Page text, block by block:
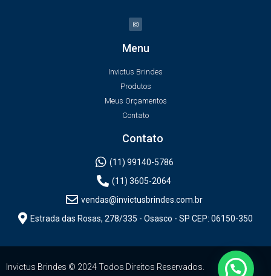
Menu
Invictus Brindes
Produtos
Meus Orçamentos
Contato
Contato
(11) 99140-5786
(11) 3605-2064
vendas@invictusbrindes.com.br
Estrada das Rosas, 278/335 - Osasco - SP CEP: 06150-350
Invictus Brindes © 2024 Todos Direitos Reservados.